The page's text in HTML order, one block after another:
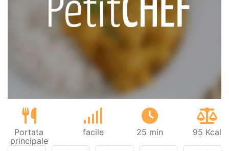
Portata
principale
facile 25 min 95 Kcal